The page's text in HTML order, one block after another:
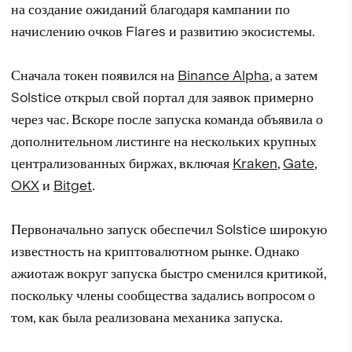
на создание ожиданий благодаря кампании по
начислению очков Flares и развитию экосистемы.
Сначала токен появился на Binance Alpha, а затем
Solstice открыл свой портал для заявок примерно
через час. Вскоре после запуска команда объявила о
дополнительном листинге на нескольких крупных
централизованных биржах, включая Kraken, Gate,
OKXи Bitget.
Первоначально запуск обеспечил Solstice широкую
известность на криптовалютном рынке. Однако
ажиотаж вокруг запуска быстро сменился критикой,
поскольку члены сообщества задались вопросом о
том, как была реализована механика запуска.